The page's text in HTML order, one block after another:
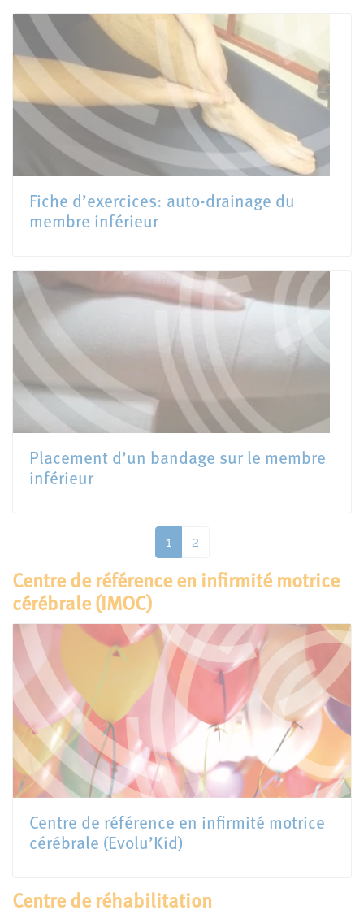
Fiche d’exercices: auto-drainage du
membre inférieur
Placement d’un bandage sur le membre
inférieur
1 2
Centre de référence en infirmité motrice
cérébrale (IMOC)
Centre de référence en infirmité motrice
cérébrale (Evolu’Kid)
Centre de réhabilitation